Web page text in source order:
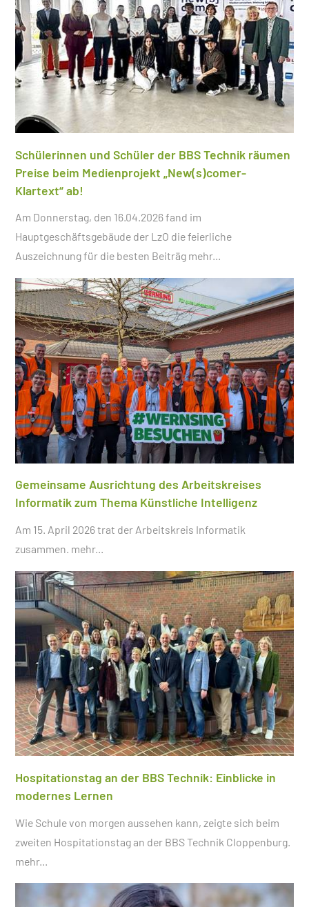
Schülerinnen und Schüler der BBS Technik räumen
Preise beim Medienprojekt „New(s)comer-
Klartext“ ab!
Am Donnerstag, den 16.04.2026 fand im
Hauptgeschäftsgebäude der LzO die feierliche
Auszeichnung für die besten Beiträg mehr...
Gemeinsame Ausrichtung des Arbeitskreises
Informatik zum Thema Künstliche Intelligenz
Am 15. April 2026 trat der Arbeitskreis Informatik
zusammen. mehr...
Hospitationstag an der BBS Technik: Einblicke in
modernes Lernen
Wie Schule von morgen aussehen kann, zeigte sich beim
zweiten Hospitationstag an der BBS Technik Cloppenburg.
mehr...